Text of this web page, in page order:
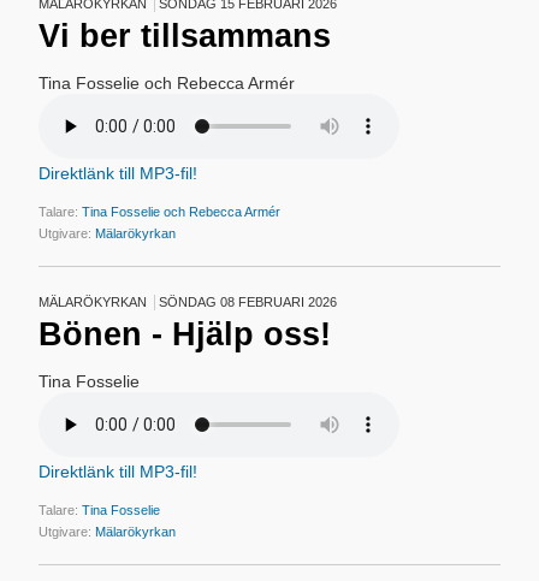
MÄLARÖKYRKAN SÖNDAG 15 FEBRUARI 2026
Vi ber tillsammans
Tina Fosselie och Rebecca Armér
Direktlänk till MP3-fil!
Talare:Tina Fosselie och Rebecca Armér
Utgivare:Mälarökyrkan
MÄLARÖKYRKAN SÖNDAG 08 FEBRUARI 2026
Bönen - Hjälp oss!
Tina Fosselie
Direktlänk till MP3-fil!
Talare:Tina Fosselie
Utgivare:Mälarökyrkan